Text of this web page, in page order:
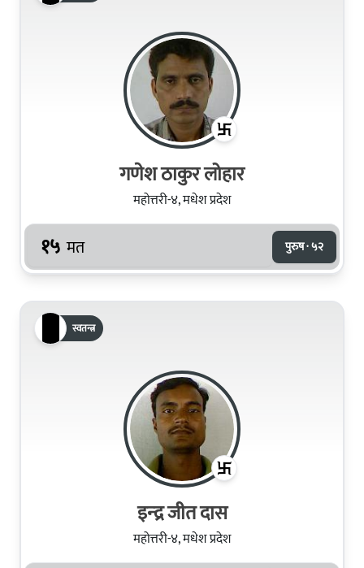
गणेश ठाकुर लोहार
महोत्तरी-४, मधेश प्रदेश
१५ मत पुरुष · ५२
स्वतन्त्र
इन्‍द्र जीत दास
महोत्तरी-४, मधेश प्रदेश